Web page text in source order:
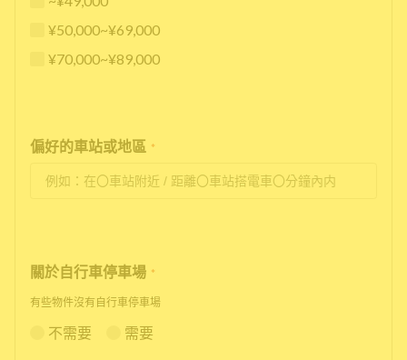
¥50,000~¥69,000
¥70,000~¥89,000
偏好的車站或地區 *
關於自行車停車場 *
有些物件沒有自行車停車場
不需要 需要